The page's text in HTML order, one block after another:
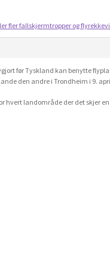
fler fallskjermtropper og
før Tyskland kan benytte
den andre i Trondheim i 9.
hvert landområde der det skjer